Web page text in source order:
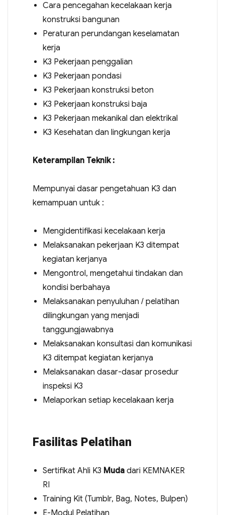
Cara pencegahan kecelakaan kerja
konstruksi bangunan
Peraturan perundangan keselamatan
kerja
K3 Pekerjaan penggalian
K3 Pekerjaan pondasi
K3 Pekerjaan konstruksi beton
K3 Pekerjaan konstruksi baja
K3 Pekerjaan mekanikal dan elektrikal
K3 Kesehatan dan lingkungan kerja
Keterampilan Teknik :
Mempunyai dasar pengetahuan K3 dan
kemampuan untuk :
Mengidentifikasi kecelakaan kerja
Melaksanakan pekerjaan K3 ditempat
kegiatan kerjanya
Mengontrol, mengetahui tindakan dan
kondisi berbahaya
Melaksanakan penyuluhan / pelatihan
dilingkungan yang menjadi
tanggungjawabnya
Melaksanakan konsultasi dan komunikasi
K3 ditempat kegiatan kerjanya
Melaksanakan dasar-dasar prosedur
inspeksi K3
Melaporkan setiap kecelakaan kerja
Fasilitas Pelatihan
Sertifikat Ahli K3 Mudadari KEMNAKER
RI
Training Kit (Tumblr, Bag, Notes, Bulpen)
E-Modul Pelatihan